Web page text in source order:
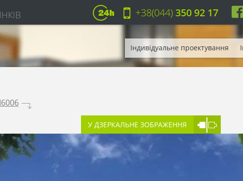
+38(044)350 92 17
Індивідуальне проектування
.
У ДЗЕРКАЛЬНЕ ЗОБРАЖЕННЯ